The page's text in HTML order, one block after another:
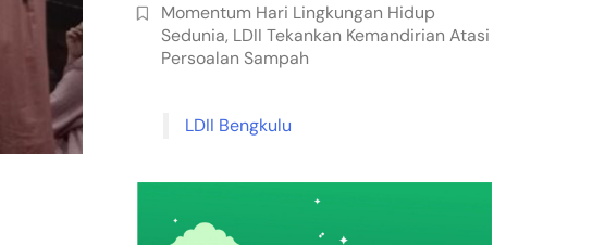
Momentum Hari Lingkungan Hidup
Sedunia, LDII Tekankan Kemandirian Atasi
Persoalan Sampah
LDII Bengkulu